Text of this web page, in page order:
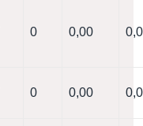
0 0,00
0 0,00